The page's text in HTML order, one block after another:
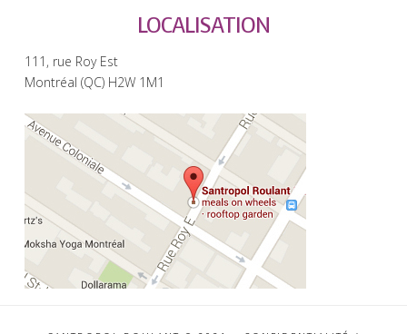
LOCALISATION
111, rue Roy Est
Montréal (QC) H2W 1M1